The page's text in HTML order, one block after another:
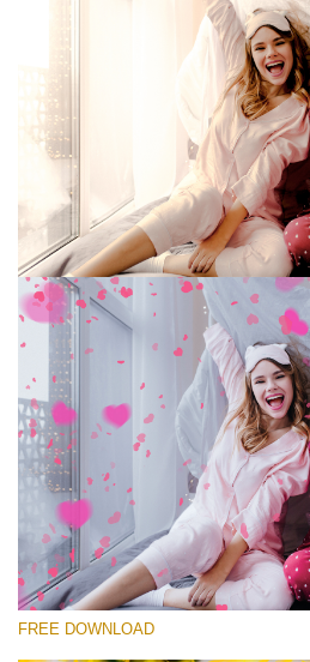
โปรดเลือก
Free Photoshop Overlay #8
Small 800*533px
Rustling Confetti
(43 Overlays)
Large 6000*4000px
FREE DOWNLOAD